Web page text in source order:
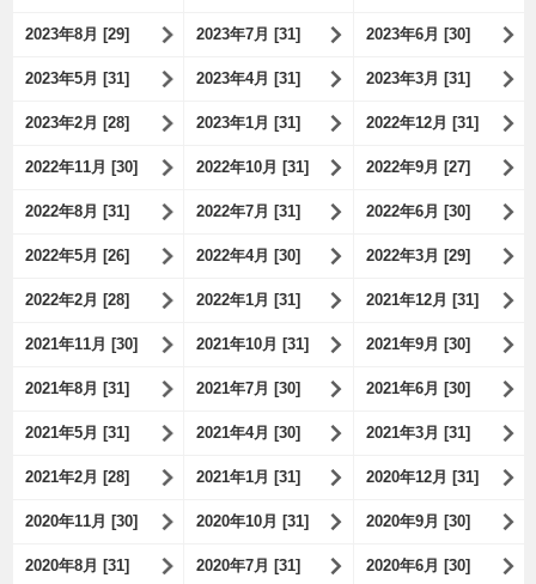
2023年8月 [29] 2023年7月 [31] 2023年6月 [30]
2023年5月 [31] 2023年4月 [31] 2023年3月 [31]
2023年2月 [28] 2023年1月 [31] 2022年12月 [31]
2022年11月 [30] 2022年10月 [31] 2022年9月 [27]
2022年8月 [31] 2022年7月 [31] 2022年6月 [30]
2022年5月 [26] 2022年4月 [30] 2022年3月 [29]
2022年2月 [28] 2022年1月 [31] 2021年12月 [31]
2021年11月 [30] 2021年10月 [31] 2021年9月 [30]
2021年8月 [31] 2021年7月 [30] 2021年6月 [30]
2021年5月 [31] 2021年4月 [30] 2021年3月 [31]
2021年2月 [28] 2021年1月 [31] 2020年12月 [31]
2020年11月 [30] 2020年10月 [31] 2020年9月 [30]
2020年8月 [31] 2020年7月 [31] 2020年6月 [30]